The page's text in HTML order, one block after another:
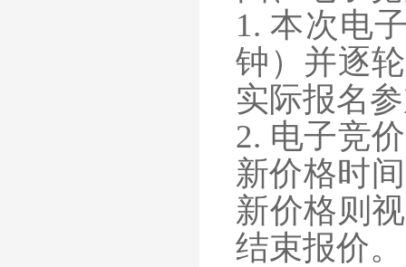
1. 本次电
钟）并逐
实际报名
2. 电子竞
新价格时
新价格则
结束报价。